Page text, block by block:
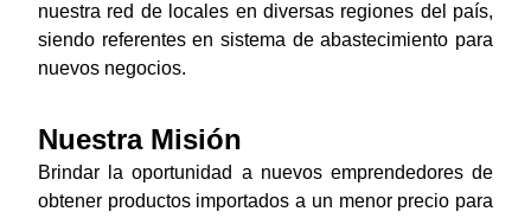
nuestra red de locales en diversas regiones del país,
siendo referentes en sistema de abastecimiento para
nuevos negocios.
Nuestra Misión
Brindar la oportunidad a nuevos emprendedores de
obtener productos importados a un menor precio para